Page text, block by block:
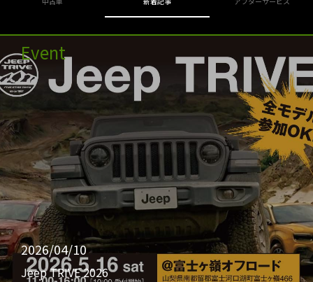
Event
2026/04/10
Jeep TRIVE 2026